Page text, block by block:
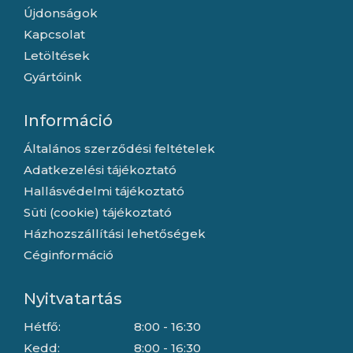
Újdonságok
Kapcsolat
Letöltések
Gyártóink
Információ
Általános szerződési feltételek
Adatkezelési tájékoztató
Hallásvédelmi tájékoztató
Süti (cookie) tájékoztató
Házhozszállítási lehetőségek
Céginformáció
Nyitvatartás
Hétfő:
Kedd:
8:00 - 16:30
8:00 - 16:30